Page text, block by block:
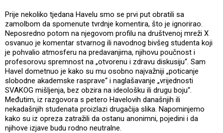
Prije nekoliko tjedana Havelu smo se prvi put obratili sa
zamolbom da spomenute tvrdnje komentira, što je ignorirao.
Neposredno potom na njegovom profilu na društvenoj mreži X
osvanuo je komentar stvarnog ili navodnog bivšeg studenta koji
je pohvalio atmosferu na predavanjima, njihovu poučnost i
profesorovu spremnost na „otvorenu i zdravu diskusiju“. Sam
Havel dometnuo je kako su mu osobno najvažniji „poticanje
slobodne akademske rasprave“ i naglašavanje „vrijednosti
SVAKOG mišljenja, bez obzira na ideološku ili drugu boju“.
Međutim, iz razgovora s petero Havelovih današnjih ili
nekadašnjih studenata proizlazi drugačija slika. Napominjemo
kako su iz opreza zatražili da ostanu anonimni, pojedini i da
njihove izjave budu rodno neutralne.